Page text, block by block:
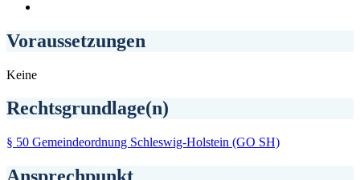
Voraussetzungen
Keine
Rechtsgrundlage(n)
§ 50 Gemeindeordnung Schleswig-Holstein (GO SH)